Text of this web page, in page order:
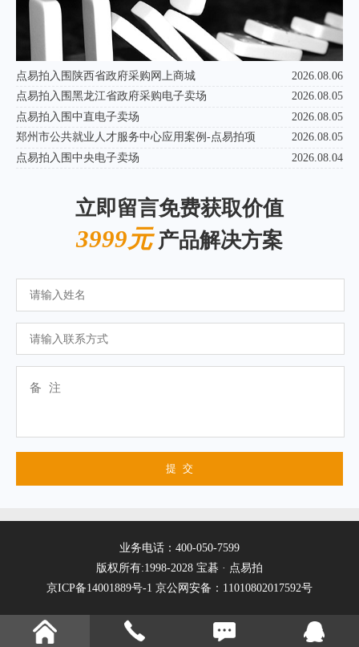
点易拍入围陕西省政府采购网上商城
2026.08.06
点易拍入围黑龙江省政府采购电子卖场
2026.08.05
点易拍入围中直电子卖场
2026.08.05
郑州市公共就业人才服务中心应用案例-点易拍项
2026.08.05
点易拍入围中央电子卖场
2026.08.04
立即留言免费获取价值
3999元产品解决方案
业务电话：400-050-7599
版权所有:1998-2028 宝碁 · 点易拍
京ICP备14001889号-1 京公网安备：11010802017592号